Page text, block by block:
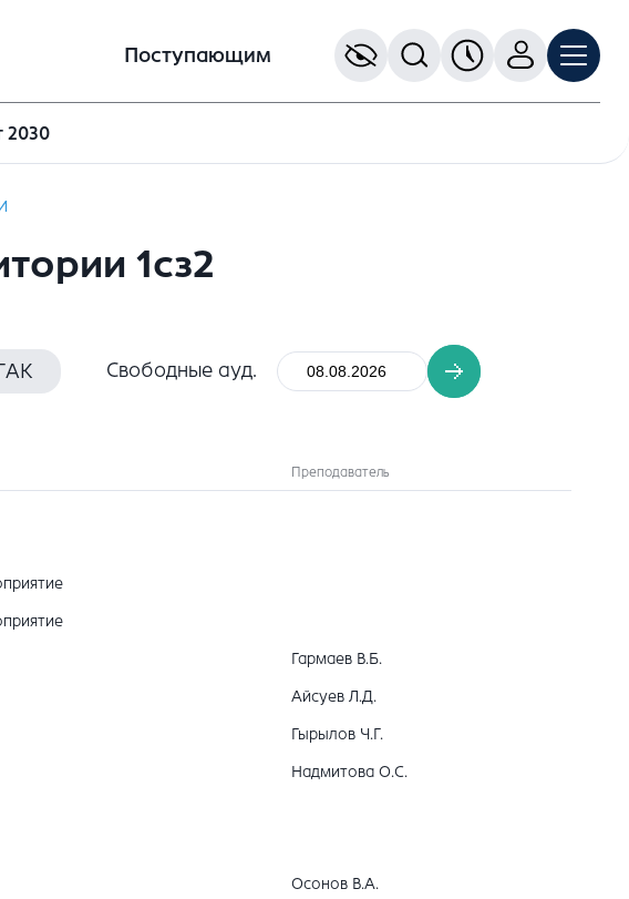
Поступающим
2030
1сз2
Свободные ауд.
Преподаватель
Гармаев В.Б.
Айсуев Л.Д.
Гырылов Ч.Г.
Надмитова О.С.
Осонов В.А.